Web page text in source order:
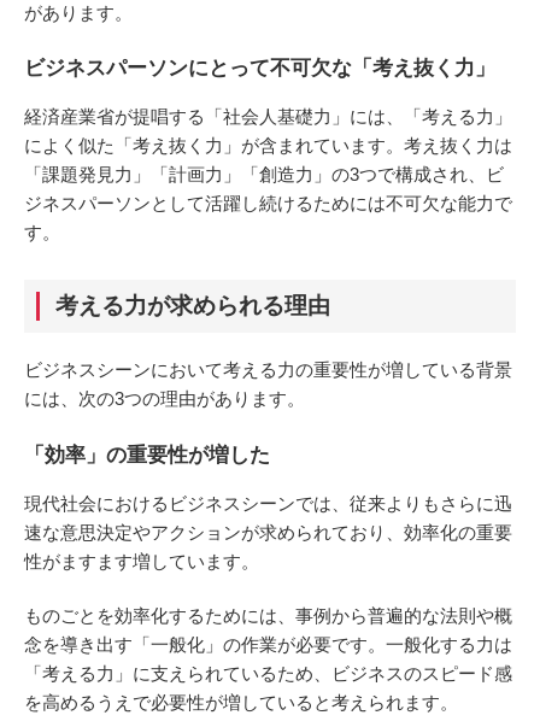
があります。
ビジネスパーソンにとって不可欠な「考え抜く力」
経済産業省が提唱する「社会人基礎力」には、「考える力」
によく似た「考え抜く力」が含まれています。考え抜く力は
「課題発見力」「計画力」「創造力」の3つで構成され、ビ
ジネスパーソンとして活躍し続けるためには不可欠な能力で
す。
考える力が求められる理由
ビジネスシーンにおいて考える力の重要性が増している背景
には、次の3つの理由があります。
「効率」の重要性が増した
現代社会におけるビジネスシーンでは、従来よりもさらに迅
速な意思決定やアクションが求められており、効率化の重要
性がますます増しています。
ものごとを効率化するためには、事例から普遍的な法則や概
念を導き出す「一般化」の作業が必要です。一般化する力は
「考える力」に支えられているため、ビジネスのスピード感
を高めるうえで必要性が増していると考えられます。